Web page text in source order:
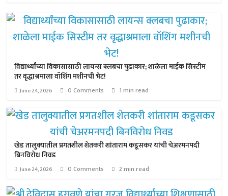
विद्यार्थ्यांच्या विकासासाठी लायन्स क्लबचा पुढाकार; शाळेला माईक सिस्टीम
तर वृद्धाश्रमाला वॉशिंग मशीनची भेट!
June 24, 2026 0 Comments 1 min read
खेड तालुक्यातील प्रगतशील शेतकरी शांताराम कडूसकर यांची चेअरमनपदी
बिनविरोध निवड
June 24, 2026 0 Comments 2 min read